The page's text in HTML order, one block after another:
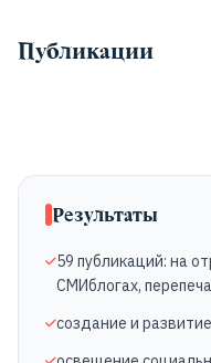
Публикации
Результаты
59 публикаций: на
СМИблогах,
создание и